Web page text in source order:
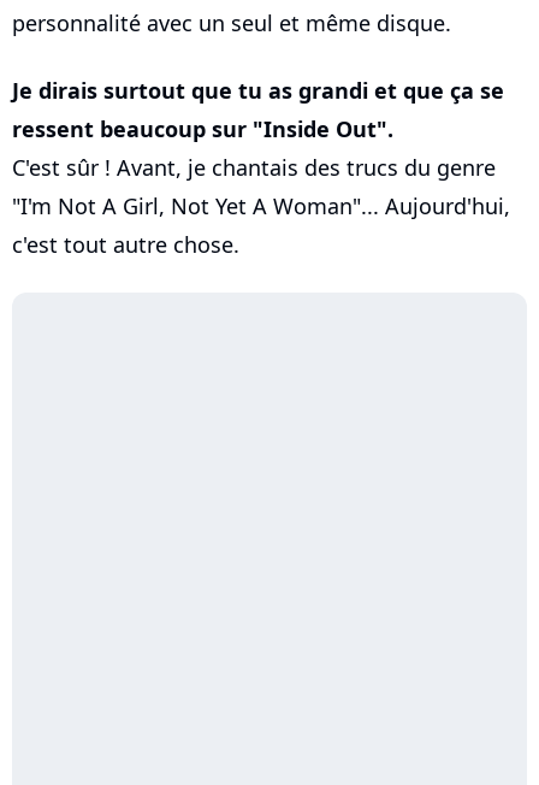
personnalité avec un seul et même disque.
Je dirais surtout que tu as grandi et que ça se
ressent beaucoup sur "Inside Out".
C'est sûr ! Avant, je chantais des trucs du genre
"I'm Not A Girl, Not Yet A Woman"... Aujourd'hui,
c'est tout autre chose.